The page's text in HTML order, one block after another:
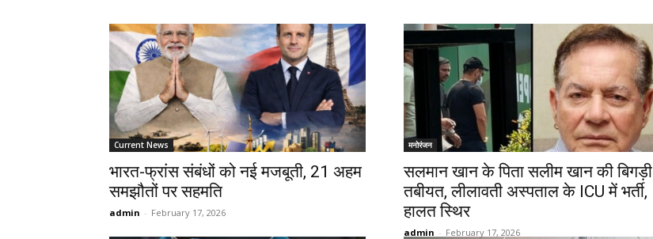
Current News
भारत-फ्रांस संबंधों को नई मजबूती, 21 अहम
समझौतों पर सहमति
admin - February 17, 2026
मनोरंजन
सलमान खान के पिता सलीम खान की बिगड़ी
तबीयत, लीलावती अस्पताल के ICU में भर्ती,
हालत स्थिर
admin - February 17, 2026